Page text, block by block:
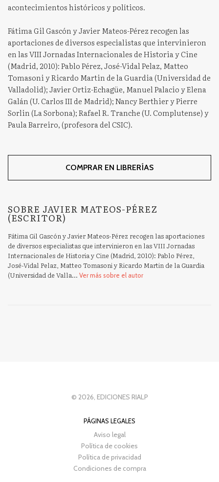
acontecimientos históricos y políticos.
Fátima Gil Gascón y Javier Mateos-Pérez recogen las
aportaciones de diversos especialistas que intervinieron
en las VIII Jornadas Internacionales de Historia y Cine
(Madrid, 2010): Pablo Pérez, José-Vidal Pelaz, Matteo
Tomasoni y Ricardo Martin de la Guardia (Universidad de
Valladolid); Javier Ortiz-Echagüe, Manuel Palacio y Elena
Galán (U. Carlos III de Madrid); Nancy Berthier y Pierre
Sorlin (La Sorbona); Rafael R. Tranche (U. Complutense) y
Paula Barreiro, (profesora del CSIC).
COMPRAR EN LIBRERÍAS
SOBRE JAVIER MATEOS-PÉREZ
(ESCRITOR)
Fátima Gil Gascón y Javier Mateos-Pérez recogen las aportaciones
de diversos especialistas que intervinieron en las VIII Jornadas
Internacionales de Historia y Cine (Madrid, 2010): Pablo Pérez,
José-Vidal Pelaz, Matteo Tomasoni y Ricardo Martin de la Guardia
(Universidad de Valla... Ver más sobre el autor
© 2026, EDICIONES RIALP
PÁGINAS LEGALES
Aviso legal
Política de cookies
Política de privacidad
Condiciones de compra